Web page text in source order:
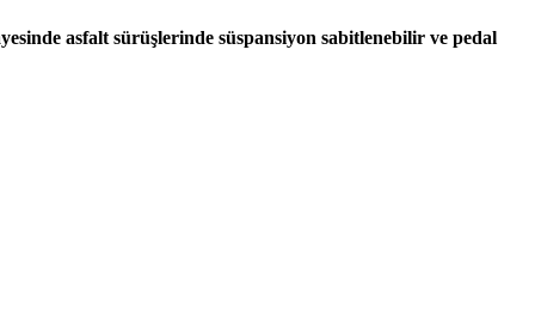
asfalt sürüşlerinde süspansiyon sabitlenebilir ve pedal